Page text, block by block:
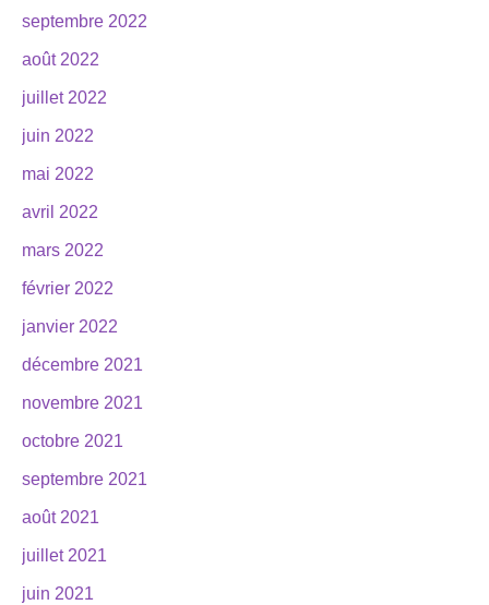
septembre 2022
août 2022
juillet 2022
juin 2022
mai 2022
avril 2022
mars 2022
février 2022
janvier 2022
décembre 2021
novembre 2021
octobre 2021
septembre 2021
août 2021
juillet 2021
juin 2021